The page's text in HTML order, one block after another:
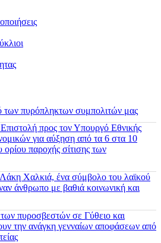
πυρόπληκτων συμπολιτών μας
Επιστολή προς τον Υπουργό Εθνικής
για αύξηση από τα 6 στα 10
παροχής σίτισης των
Χαλκιά, ένα σύμβολο του λαϊκού
άνθρωπο με βαθιά κοινωνική και
των πυροσβεστών σε Γύθειο και
την ανάγκη γενναίων αποφάσεων από